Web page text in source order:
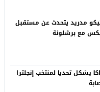
مدريد يتحدث عن مستقبل
مع برشلونة
يشكل تحديا لمنتخب إنجلترا